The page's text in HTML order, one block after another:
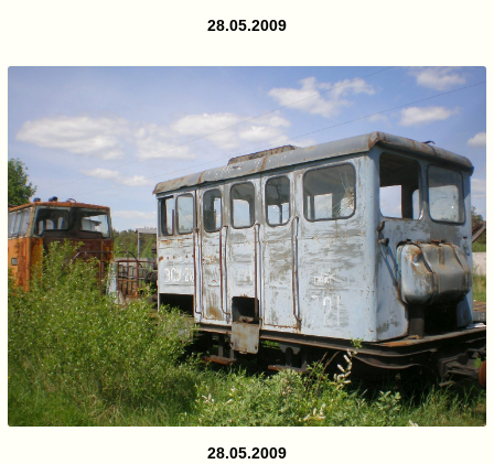
28.05.2009
28.05.2009